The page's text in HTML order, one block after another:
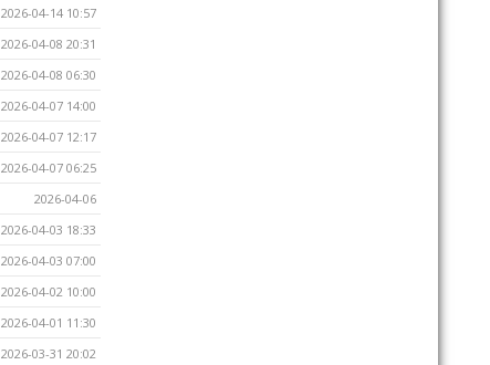
2026-04-14 10:57
2026-04-08 20:31
2026-04-08 06:30
2026-04-07 14:00
2026-04-07 12:17
2026-04-07 06:25
2026-04-06
2026-04-03 18:33
2026-04-03 07:00
2026-04-02 10:00
2026-04-01 11:30
2026-03-31 20:02